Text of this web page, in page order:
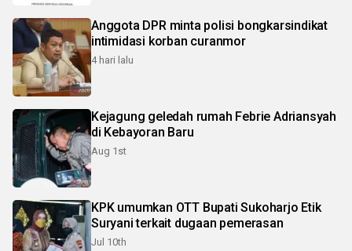
Anggota DPR minta polisi bongkarsindikat
intimidasi korban curanmor
4 hari lalu
Kejagung geledah rumah Febrie Adriansyah
di Kebayoran Baru
Aug 1st
KPK umumkan OTT Bupati Sukoharjo Etik
Suryani terkait dugaan pemerasan
Jul 10th